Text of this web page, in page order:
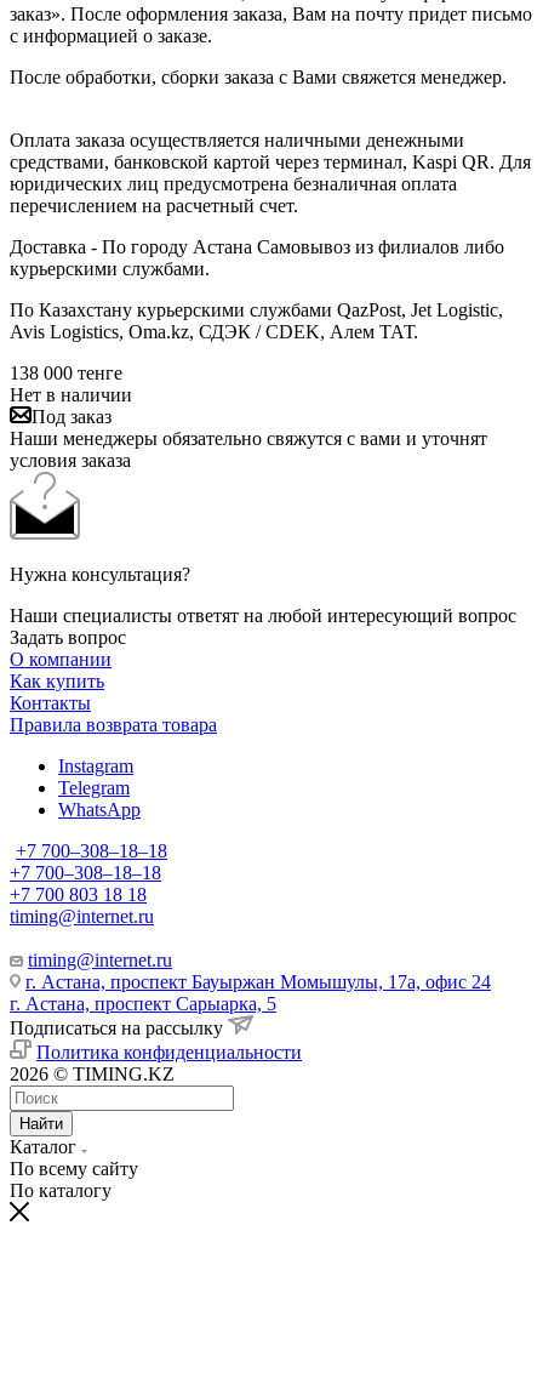
заказ». После оформления заказа, Вам на почту придет письмо
с информацией о заказе.
После обработки, сборки заказа с Вами свяжется менеджер.
Оплата заказа осуществляется наличными денежными
средствами, банковской картой через терминал, Kaspi QR. Для
юридических лиц предусмотрена безналичная оплата
перечислением на расчетный счет.
Доставка - По городу Астана Самовывоз из филиалов либо
курьерскими службами.
По Казахстану курьерскими службами QazPost, Jet Logistic,
Avis Logistics, Oma.kz, СДЭК / CDEK, Алем ТАТ.
138 000 тенге
Нет в наличии
Под заказ
Наши менеджеры обязательно свяжутся с вами и уточнят
условия заказа
Нужна консультация?
Наши специалисты ответят на любой интересующий вопрос
Задать вопрос
О компании
Как купить
Контакты
Правила возврата товара
Instagram
Telegram
WhatsApp
+7 700‒308‒18‒18
+7 700‒308‒18‒18
+7 700 803 18 18
timing@internet.ru
timing@internet.ru
г. Астана, проспект Бауыржан Момышулы, 17а, офис 24
г. Астана, проспект Сарыарка, 5
Подписаться на рассылку
Политика конфиденциальности
2026 © TIMING.KZ
Найти
Каталог
По всему сайту
По каталогу